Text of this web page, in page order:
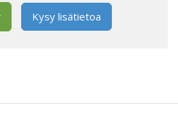
Kysy lisätietoa